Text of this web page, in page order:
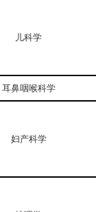
儿科学
耳鼻咽喉科学
妇产科学